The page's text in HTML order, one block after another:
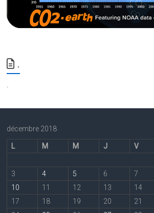
.
.
décembre 2018
L M M J V
3
4 5 6 7
10
11 12 13 14
17
18 19 20 21